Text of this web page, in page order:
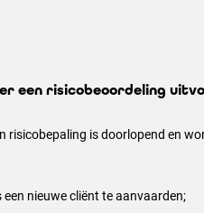
een risicobeoordeling
risicobepaling is doorlopend en
een nieuwe cliënt te aanvaarden;